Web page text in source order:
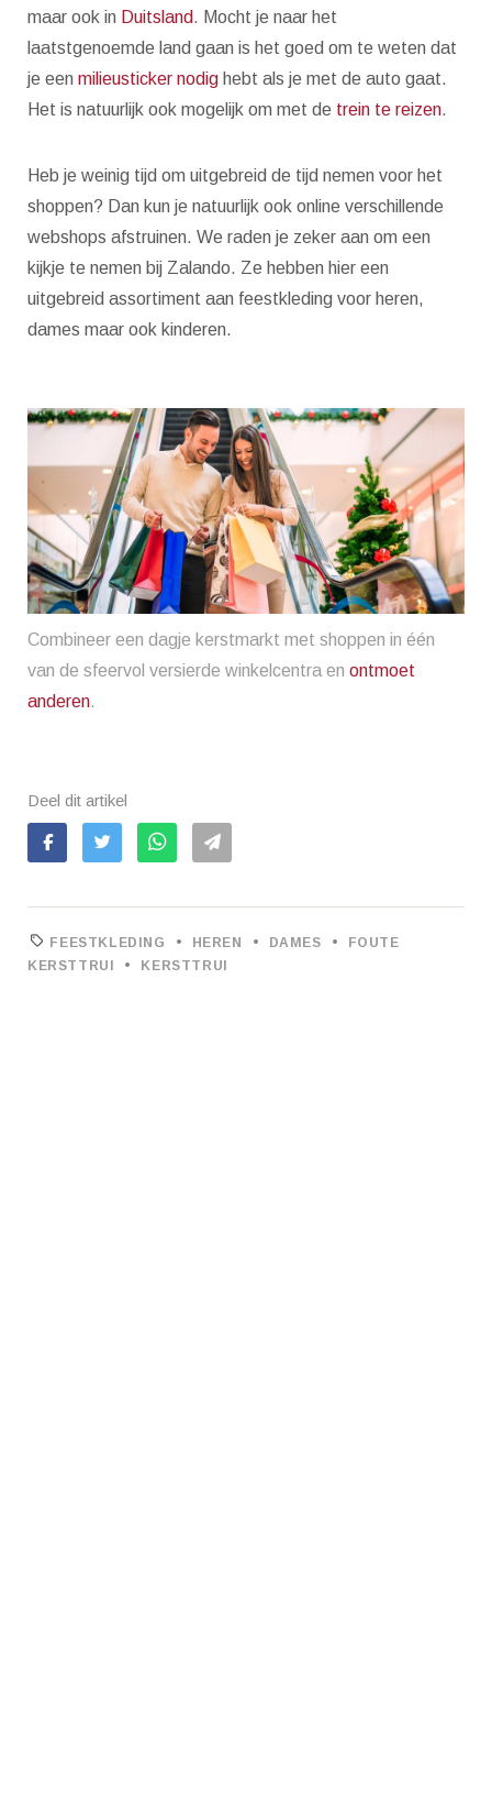
maar ook in Duitsland. Mocht je naar het
laatstgenoemde land gaan is het goed om te weten dat
je een milieusticker nodig hebt als je met de auto gaat.
Het is natuurlijk ook mogelijk om met de trein te reizen.
Heb je weinig tijd om uitgebreid de tijd nemen voor het
shoppen? Dan kun je natuurlijk ook online verschillende
webshops afstruinen. We raden je zeker aan om een
kijkje te nemen bij Zalando. Ze hebben hier een
uitgebreid assortiment aan feestkleding voor heren,
dames maar ook kinderen.
Combineer een dagje kerstmarkt met shoppen in één
van de sfeervol versierde winkelcentra en ontmoet
anderen.
Deel dit artikel
FEESTKLEDING • HEREN • DAMES •
FOUTE
KERSTTRUI
• KERSTTRUI